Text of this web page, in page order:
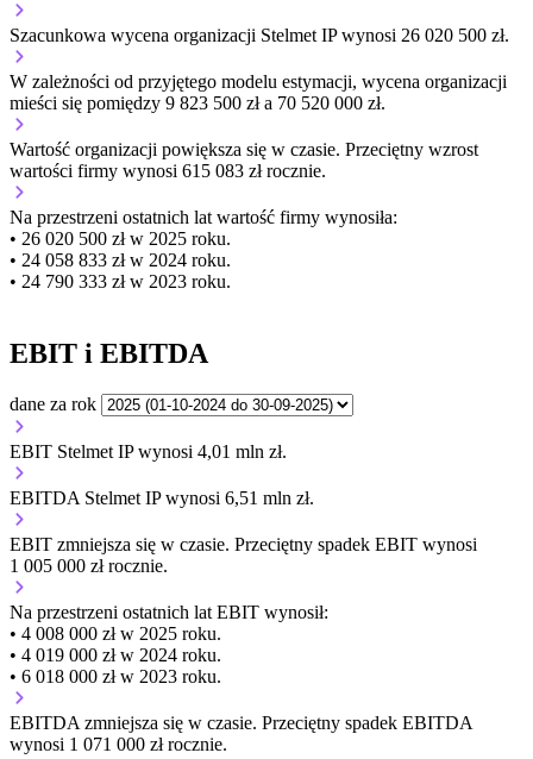
Szacunkowa wycena organizacji Stelmet IP wynosi 26 020 500 zł.
W zależności od przyjętego modelu estymacji, wycena organizacji
mieści się pomiędzy 9 823 500 zł a 70 520 000 zł.
Wartość organizacji powiększa się w czasie. Przeciętny wzrost
wartości firmy wynosi 615 083 zł rocznie.
Na przestrzeni ostatnich lat wartość firmy wynosiła:
• 26 020 500 zł w 2025 roku.
• 24 058 833 zł w 2024 roku.
• 24 790 333 zł w 2023 roku.
EBIT i EBITDA
dane za rok
EBIT Stelmet IP wynosi 4,01 mln zł.
EBITDA Stelmet IP wynosi 6,51 mln zł.
EBIT zmniejsza się w czasie. Przeciętny spadek EBIT wynosi
1 005 000 zł rocznie.
Na przestrzeni ostatnich lat EBIT wynosił:
• 4 008 000 zł w 2025 roku.
• 4 019 000 zł w 2024 roku.
• 6 018 000 zł w 2023 roku.
EBITDA zmniejsza się w czasie. Przeciętny spadek EBITDA
wynosi 1 071 000 zł rocznie.